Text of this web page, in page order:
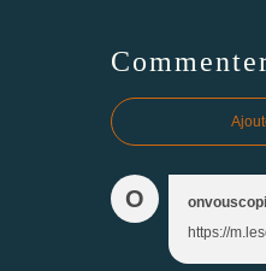
O
https://